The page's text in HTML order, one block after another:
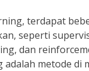
terdapat
seperti
dan
adalah metode di